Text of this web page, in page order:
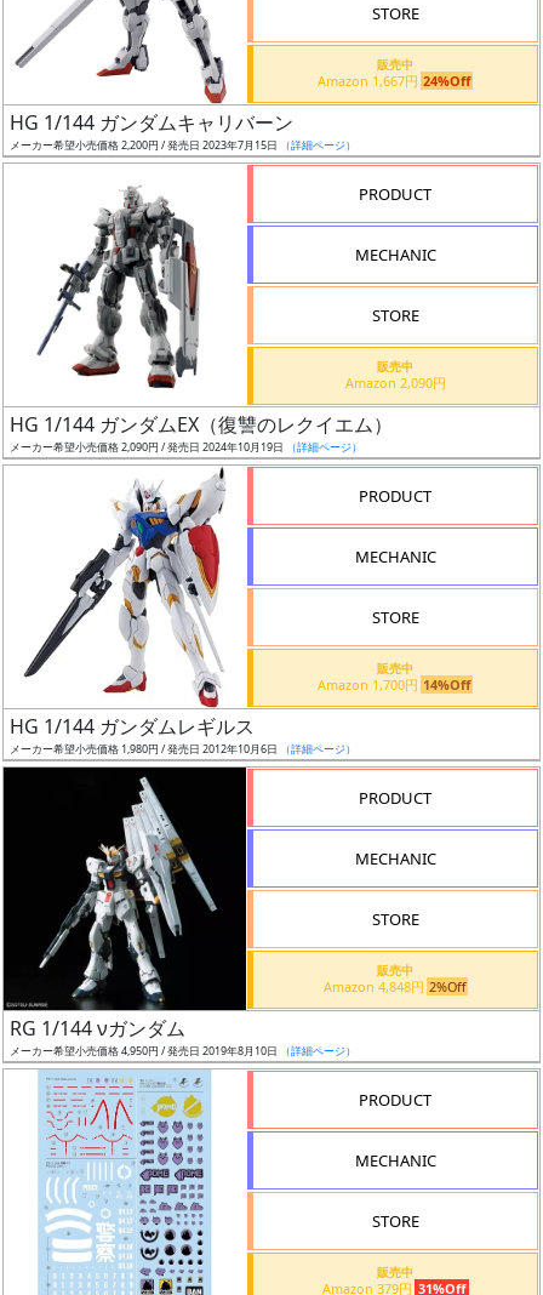
ー
ル
ー
ズ・
状
況
売
抽
選
STORE
販売中
Amazon 1,667円 24%Off
HG 1/144 ガンダムキャリバーン
メーカー希望小売価格 2,200円 / 発売日 2023年7月15日 （詳細ページ）
PRODUCT
MECHANIC
STORE
販売中
Amazon 2,090円
HG 1/144 ガンダムEX（復讐のレクイエム）
メーカー希望小売価格 2,090円 / 発売日 2024年10月19日 （詳細ページ）
PRODUCT
MECHANIC
STORE
販売中
Amazon 1,700円 14%Off
HG 1/144 ガンダムレギルス
メーカー希望小売価格 1,980円 / 発売日 2012年10月6日 （詳細ページ）
PRODUCT
MECHANIC
STORE
販売中
Amazon 4,848円 2%Off
RG 1/144 νガンダム
メーカー希望小売価格 4,950円 / 発売日 2019年8月10日 （詳細ページ）
PRODUCT
MECHANIC
STORE
販売中
Amazon 379円 31%Off